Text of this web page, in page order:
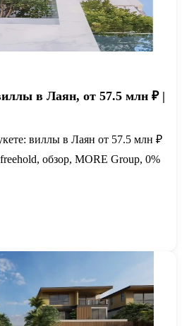
в Лаян, от 57.5 млн ₽ |
виллы в Лаян от 57.5 млн ₽
обзор, MORE Group, 0%